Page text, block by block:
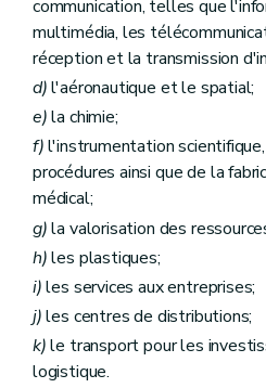
communication, telles que
multimédia, les
réception et la transmission
d)l'aéronautique et le spatial;
e)la chimie;
f)l'instrumentation
procédures ainsi que de la
médical;
g)la valorisation des
h)les plastiques;
i)les services aux entreprises;
j)les centres de distributions;
k)le transport pour les
logistique.